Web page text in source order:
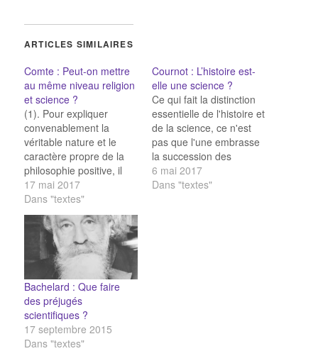
ARTICLES SIMILAIRES
Comte : Peut-on mettre
au même niveau religion
et science ?
(1). Pour expliquer
convenablement la
véritable nature et le
caractère propre de la
philosophie positive, il
est indispensable de
jeter d’abord un coup
d’œil général sur la
marche progressive de
l’esprit humain,
envisagée dans son
ensemble : car une
conception quelconque
ne peut être bien connue
que par son histoire.…
17 mai 2017
Dans "textes"
Cournot : L’histoire est-
elle une science ?
Ce qui fait la distinction
essentielle de l'histoire et
de la science, ce n'est
pas que l'une embrasse
la succession des
événements dans le
temps, tandis que l'autre
6 mai 2017
Dans "textes"
Bachelard : Que faire
des préjugés
scientifiques ?
17 septembre 2015
Dans "textes"